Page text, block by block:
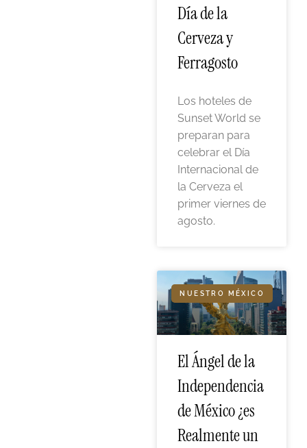
Día de la
Cerveza y
Ferragosto
Los hoteles de
Sunset World se
preparan para
celebrar el Día
Internacional de
la Cerveza el
primer viernes de
agosto.
NUESTRO MÉXICO
El Ángel de la
Independencia
de México ¿es
Realmente un